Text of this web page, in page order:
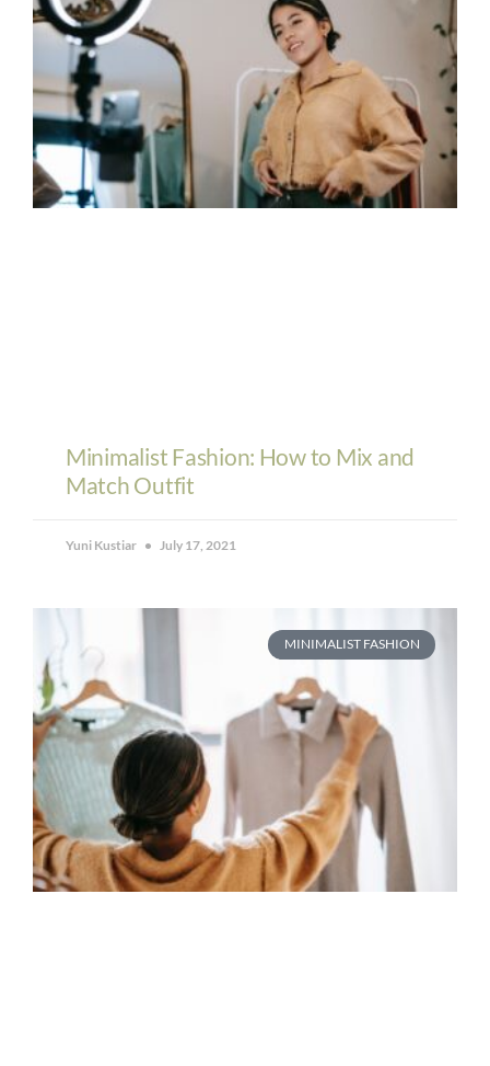
Minimalist Fashion: How to Mix and
Match Outfit
Yuni Kustiar July 17, 2021
MINIMALIST FASHION